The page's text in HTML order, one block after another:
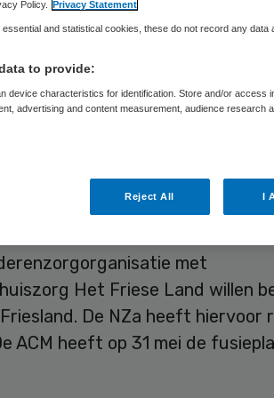
en Markt (ACM) geeft groen licht
en Revalidatie Friesland. “Er
over”,meldtde
met
Het Friese Land willen
De NZa heeft hiervoor
ACM heeft op 31 mei de
Policy. Privacy Statement
and statistical cookies, these do not record any data
to provide:
device characteristics for identification. Store and/or access
advertising and content measurement, audience research
Reject All I